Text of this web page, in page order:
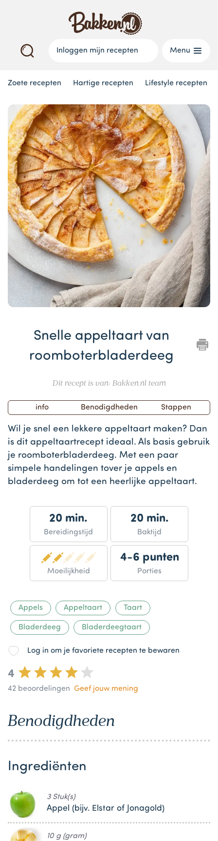
Inloggen mijn recepten Menu
Zoete recepten Hartige recepten Lifestyle recepten
Snelle appeltaart van
roomboterbladerdeeg
Dit recept is van: Bakken.nl team
info Benodigdheden Stappen
Wil je snel een lekkere appeltaart maken? Dan
is dit appeltaartrecept ideaal. Als basis gebruik
je roomboterbladerdeeg. Met een paar
simpele handelingen tover je appels en
bladerdeeg om tot een heerlijke appeltaart.
20 min.
Bereidingstijd
20 min.
Baktijd
Moeilijkheid
4-6 punten
Porties
Appels Appeltaart Taart
Bladerdeeg Bladerdeegtaart
Log in om je favoriete recepten te bewaren
4
42 beoordelingen Geef jouw mening
Benodigdheden
Ingrediënten
3 Stuk(s)
Appel (bijv. Elstar of Jonagold)
10 g (gram)